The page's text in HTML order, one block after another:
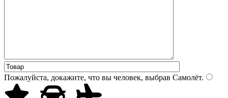
Пожалуйста, докажите, что вы человек, выбрав Самолёт.